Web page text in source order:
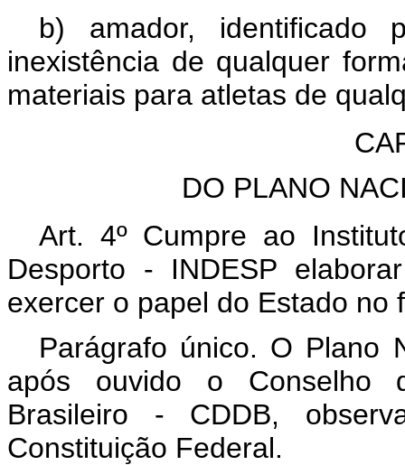
b) amador, identificado
inexistência de qualquer
materiais para atletas de
DO PLANO
Art. 4º Cumpre ao
Desporto - INDESP
exercer o papel do Estado no
Parágrafo único. O Plano
após ouvido o Conselho
Brasileiro - CDDB,
Constituição Federal.